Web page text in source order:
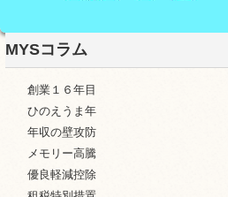
MYSコラム
創業１６年目
ひのえうま年
年収の壁攻防
メモリー高騰
優良軽減控除